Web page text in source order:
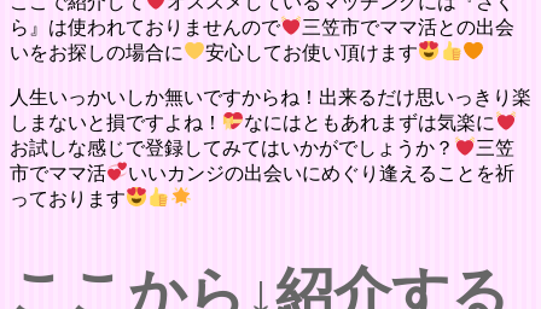
ら』は使われておりませんので
三笠市でママ活との出会
いをお探しの場合に
安心してお使い頂けます
人生いっかいしか無いですからね！出来るだけ思いっきり楽
しまないと損ですよね！
なにはともあれまずは気楽に
お試しな感じで登録してみてはいかがでしょうか？
三笠
市でママ活
いいカンジの出会いにめぐり逢えることを祈
っております
ここから↓紹介する